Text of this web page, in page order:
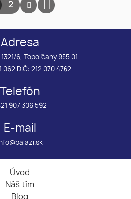
2
Adresa
6, Topoľčany 955 01
062 DIČ: 212 070 4762
Telefón
907 306 592
E-mail
info@balazi.sk
Úvod
Náš tím
Blog